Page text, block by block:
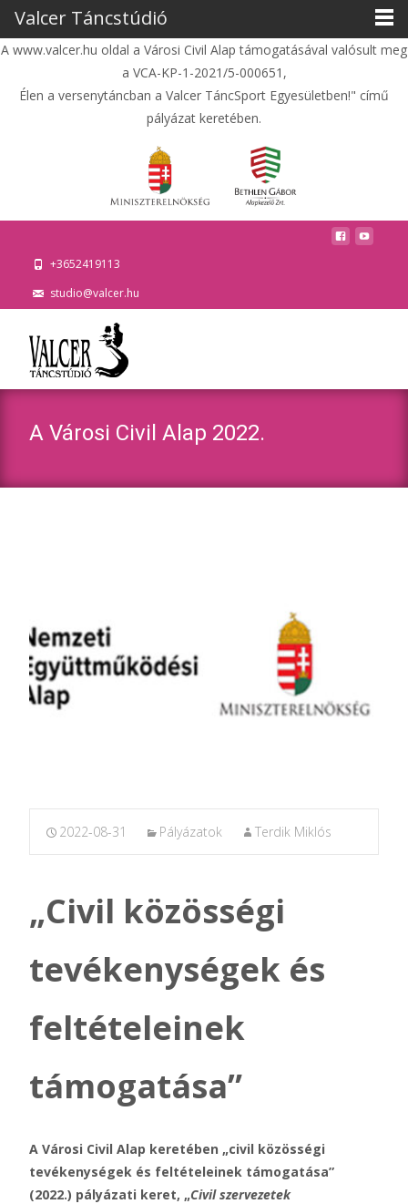
A www.valcer.hu oldal a Városi Civil Alap támogatásával valósult meg
a VCA-KP-1-2021/5-000651,
Élen a versenytáncban a Valcer TáncSport Egyesületben!" című
pályázat keretében.
+3652419113
studio@valcer.hu
A Városi Civil Alap 2022.
2022-08-31 Pályázatok Terdik Miklós
„Civil közösségi
tevékenységek és
feltételeinek
támogatása”
A Városi Civil Alap keretében „civil közösségi
tevékenységek és feltételeinek támogatása”
(2022.) pályázati keret, „Civil szervezetek
Valcer Táncstúdió